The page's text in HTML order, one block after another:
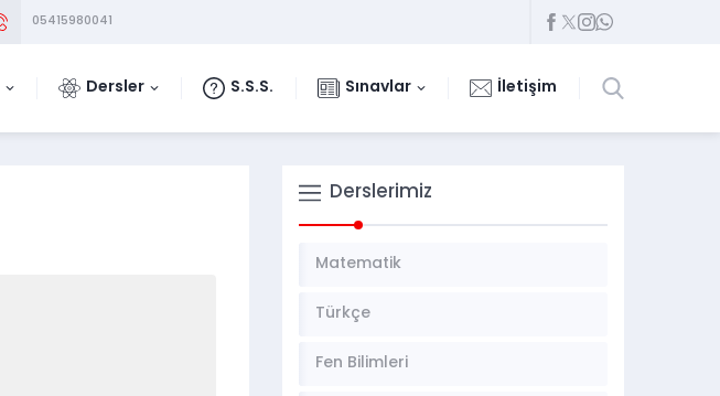
05415980041
Dersler S.S.S. Sınavlar İletişim
Derslerimiz
Matematik
Türkçe
Fen Bilimleri